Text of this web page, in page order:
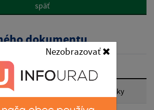
Nezobrazovať
od:
do:
späť
dokumentu
- Oznámenie o uložení zásielky